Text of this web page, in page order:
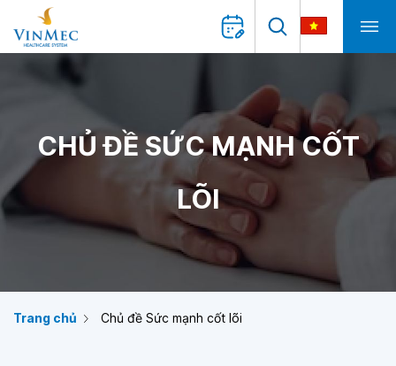
CHỦ ĐỀ SỨC MẠNH CỐT
LÕI
Trang chủ Chủ đề Sức mạnh cốt lõi